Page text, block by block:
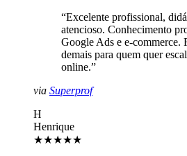
“Excelente profissional,
atencioso. Conhecimento
Google Ads e e-commerce.
demais para quem quer
online.”
via Superprof
H
Henrique
★★★★★